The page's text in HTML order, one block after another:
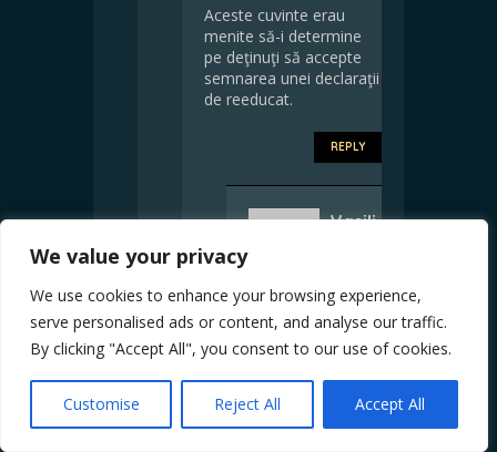
We value your privacy
We use cookies to enhance your browsing experience,
serve personalised ads or content, and analyse our traffic.
By clicking "Accept All", you consent to our use of cookies.
Customise Reject All Accept All
Aceste cuvinte erau
menite să-i determine
pe deţinuţi să accepte
semnarea unei declaraţii
de reeducat.
REPLY
Vasili
ARU
says:
July 21, 2023 at 4:51
Minciunile